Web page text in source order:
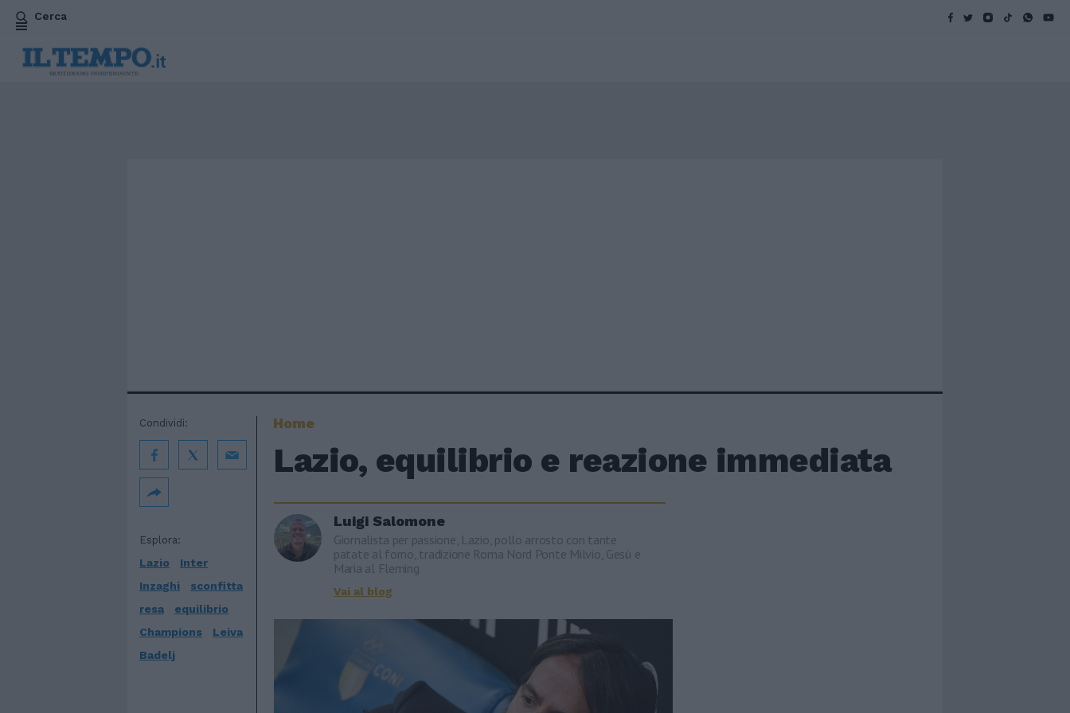
Cerca
Home
Lazio, equilibrio e reazione immediata
Luigi Salomone
Giornalista per passione, Lazio, pollo arrosto con tante
patate al forno, tradizione Roma Nord Ponte Milvio, Gesù e
Maria al Fleming
Vai al blog
Esplora:
Lazio
Inter
Inzaghi
sconfitta
resa
equilibrio
Champions
Leiva
Badelj
Condividi: